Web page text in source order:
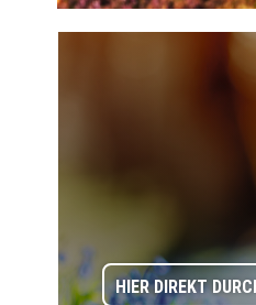
HIER DIREKT